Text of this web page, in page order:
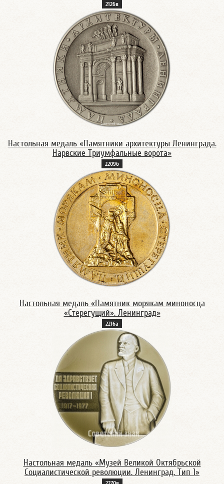
2126в
Настольная медаль «Памятники архитектуры Ленинграда.
Нарвские Триумфальные ворота»
2209б
Настольная медаль «Памятник морякам миноносца
«Стерегущий». Ленинград»
2216а
Настольная медаль «Музей Великой Октябрьской
Социалистической революции. Ленинград. Тип 1»